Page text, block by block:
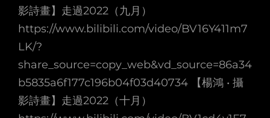
影詩畫】走過2022（九月）
https://www.bilibili.com/video/BV16Y411m7
LK/?
share_source=copy_web&vd_source=86a34
b5835a6f177c196b04f03d40734 【楊鴻 • 攝
影詩畫】走過2022（十月）